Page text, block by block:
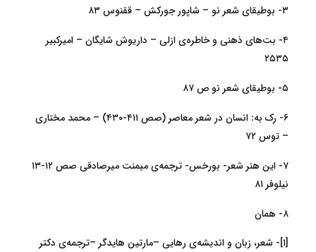
۳- بوطیقای شعر نو – شاپور جورکش – ققنوس ۸۳
۴- بت‌های ذهنی و خاطره‌ی ازلی – داریوش شایگان – امیرکبیر
۲۵۳۵
۵- بوطیقای شعر نو ص ۸۷
۶- رک به: انسان در شعر معاصر (صص ۴۱۱-۴۳۰) – محمد مختاری
– توس ۷۲
۷- این هنر شعر- بورخس- ترجمه‌ی میمنت میرصادقی صص ۱۲-۱۳
نیلوفر ۸۱
۸- همان
[۱]- شعر، زبان و اندیشه‌ی رهایی –مارتین هایدگر –ترجمه‌ی دکتر